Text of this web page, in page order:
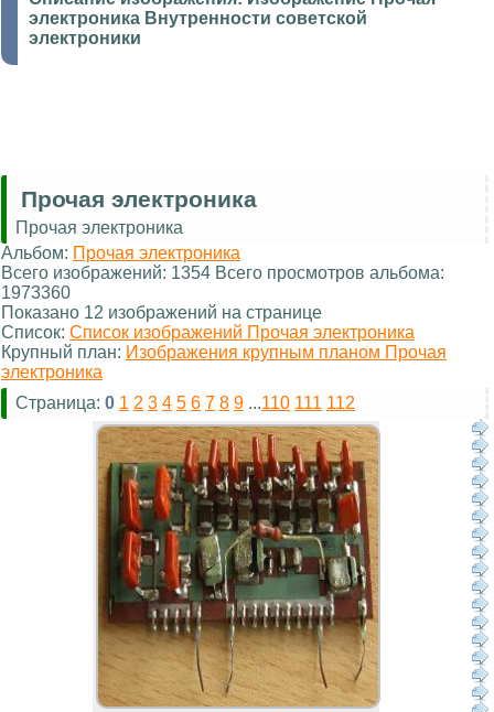
электроника Внутренности советской
электроники
Прочая электроника
Прочая электроника
Альбом: Прочая электроника
Всего изображений: 1354 Всего просмотров альбома:
1973360
Показано 12 изображений на странице
Список: Список изображений Прочая электроника
Крупный план: Изображения крупным планом Прочая
электроника
Страница: 0 1 2 3 4 5 6 7 8 9 ...110 111 112